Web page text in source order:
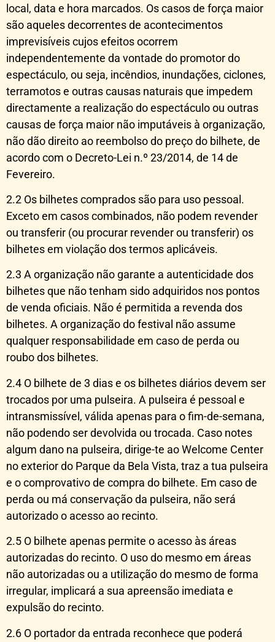
local, data e hora marcados. Os casos de força maior
são aqueles decorrentes de acontecimentos
imprevisíveis cujos efeitos ocorrem
independentemente da vontade do promotor do
espectáculo, ou seja, incêndios, inundações, ciclones,
terramotos e outras causas naturais que impedem
directamente a realização do espectáculo ou outras
causas de força maior não imputáveis à organização,
não dão direito ao reembolso do preço do bilhete, de
acordo com o Decreto-Lei n.º 23/2014, de 14 de
Fevereiro.
2.2 Os bilhetes comprados são para uso pessoal.
Exceto em casos combinados, não podem revender
ou transferir (ou procurar revender ou transferir) os
bilhetes em violação dos termos aplicáveis.
2.3 A organização não garante a autenticidade dos
bilhetes que não tenham sido adquiridos nos pontos
de venda oficiais. Não é permitida a revenda dos
bilhetes. A organização do festival não assume
qualquer responsabilidade em caso de perda ou
roubo dos bilhetes.
2.4 O bilhete de 3 dias e os bilhetes diários devem ser
trocados por uma pulseira. A pulseira é pessoal e
intransmissível, válida apenas para o fim-de-semana,
não podendo ser devolvida ou trocada. Caso notes
algum dano na pulseira, dirige-te ao Welcome Center
no exterior do Parque da Bela Vista, traz a tua pulseira
e o comprovativo de compra do bilhete. Em caso de
perda ou má conservação da pulseira, não será
autorizado o acesso ao recinto.
2.5 O bilhete apenas permite o acesso às áreas
autorizadas do recinto. O uso do mesmo em áreas
não autorizadas ou a utilização do mesmo de forma
irregular, implicará a sua apreensão imediata e
expulsão do recinto.
2.6 O portador da entrada reconhece que poderá